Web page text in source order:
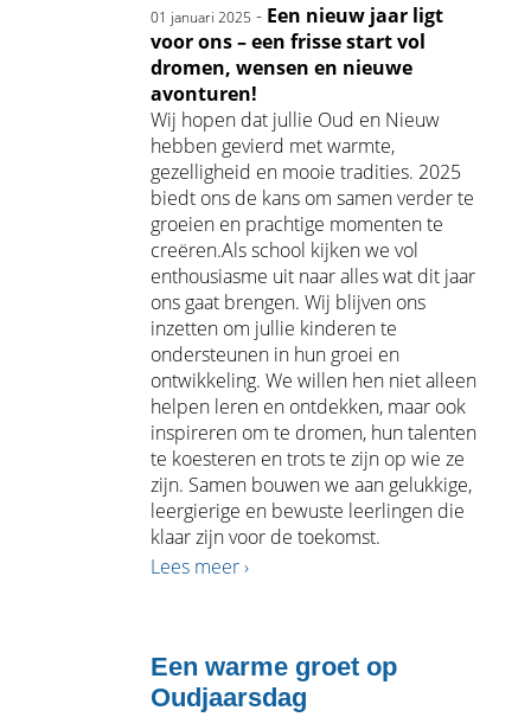
01 januari 2025 - Een nieuw jaar ligt
voor ons – een frisse start vol
dromen, wensen en nieuwe
avonturen!
Wij hopen dat jullie Oud en Nieuw
hebben gevierd met warmte,
gezelligheid en mooie tradities. 2025
biedt ons de kans om samen verder te
groeien en prachtige momenten te
creëren.Als school kijken we vol
enthousiasme uit naar alles wat dit jaar
ons gaat brengen. Wij blijven ons
inzetten om jullie kinderen te
ondersteunen in hun groei en
ontwikkeling. We willen hen niet alleen
helpen leren en ontdekken, maar ook
inspireren om te dromen, hun talenten
te koesteren en trots te zijn op wie ze
zijn. Samen bouwen we aan gelukkige,
leergierige en bewuste leerlingen die
klaar zijn voor de toekomst.
Lees meer ›
Een warme groet op
Oudjaarsdag